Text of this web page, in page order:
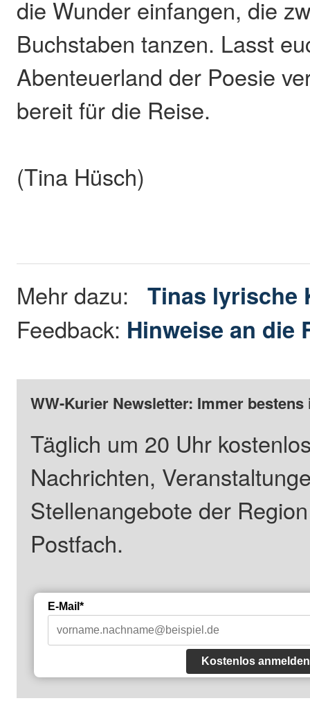
die Wunder einfangen, die
Buchstaben tanzen. Lasst
Abenteuerland der Poesie
bereit für die Reise.
(Tina Hüsch)
Mehr dazu:Tinas lyrische
Feedback: Hinweise an die
WW-Kurier Newsletter: Immer
Täglich um 20 Uhr
Nachrichten,
Stellenangebote der
Postfach.
E-Mail*
Kostenlos anmelden